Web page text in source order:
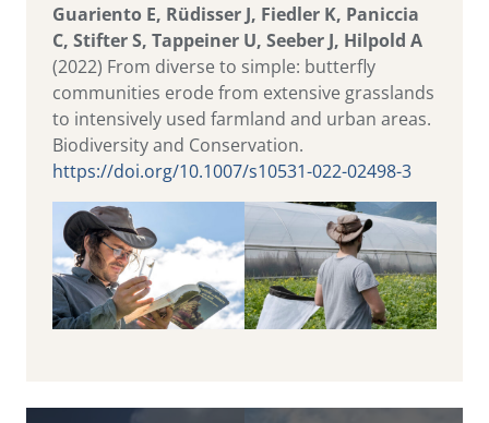
Guariento E, Rüdisser J, Fiedler K, Paniccia
C, Stifter S, Tappeiner U, Seeber J, Hilpold A
(2022) From diverse to simple: butterfly
communities erode from extensive grasslands
to intensively used farmland and urban areas.
Biodiversity and Conservation.
https://doi.org/10.1007/s10531-022-02498-3